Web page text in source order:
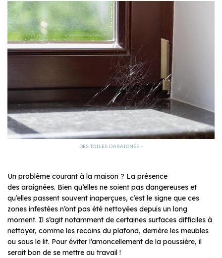
DES TOILES D’ARAIGNÉE –
Un problème courant à la maison ? La présence
des araignées. Bien qu’elles ne soient pas dangereuses et
qu’elles passent souvent inaperçues, c’est le signe que ces
zones infestées n’ont pas été nettoyées depuis un long
moment. Il s’agit notamment de certaines surfaces difficiles à
nettoyer, comme les recoins du plafond, derrière les meubles
ou sous le lit. Pour éviter l’amoncellement de la poussière, il
serait bon de se mettre au travail !